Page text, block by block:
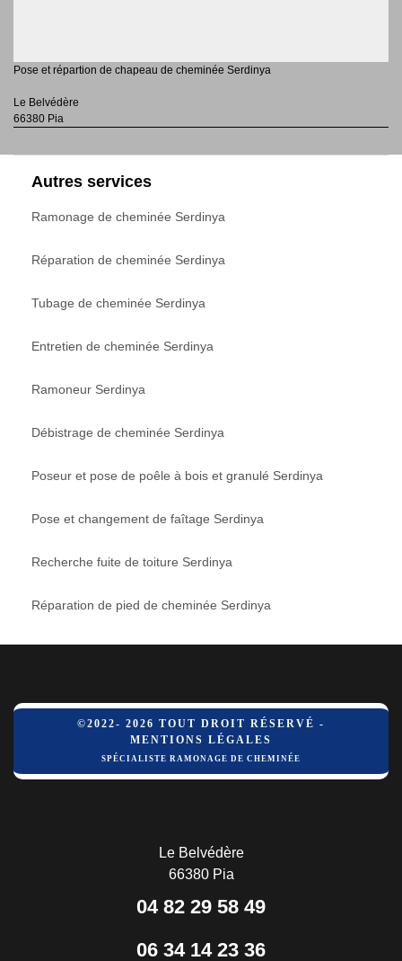
Pose et répartion de chapeau de cheminée Serdinya
Le Belvédère
66380 Pia
Autres services
Ramonage de cheminée Serdinya
Réparation de cheminée Serdinya
Tubage de cheminée Serdinya
Entretien de cheminée Serdinya
Ramoneur Serdinya
Débistrage de cheminée Serdinya
Poseur et pose de poêle à bois et granulé Serdinya
Pose et changement de faîtage Serdinya
Recherche fuite de toiture Serdinya
Réparation de pied de cheminée Serdinya
©2022- 2026 TOUT DROIT RÉSERVÉ -
MENTIONS LÉGALES
SPÉCIALISTE RAMONAGE DE CHEMINÉE
Le Belvédère
66380 Pia
04 82 29 58 49
06 34 14 23 36